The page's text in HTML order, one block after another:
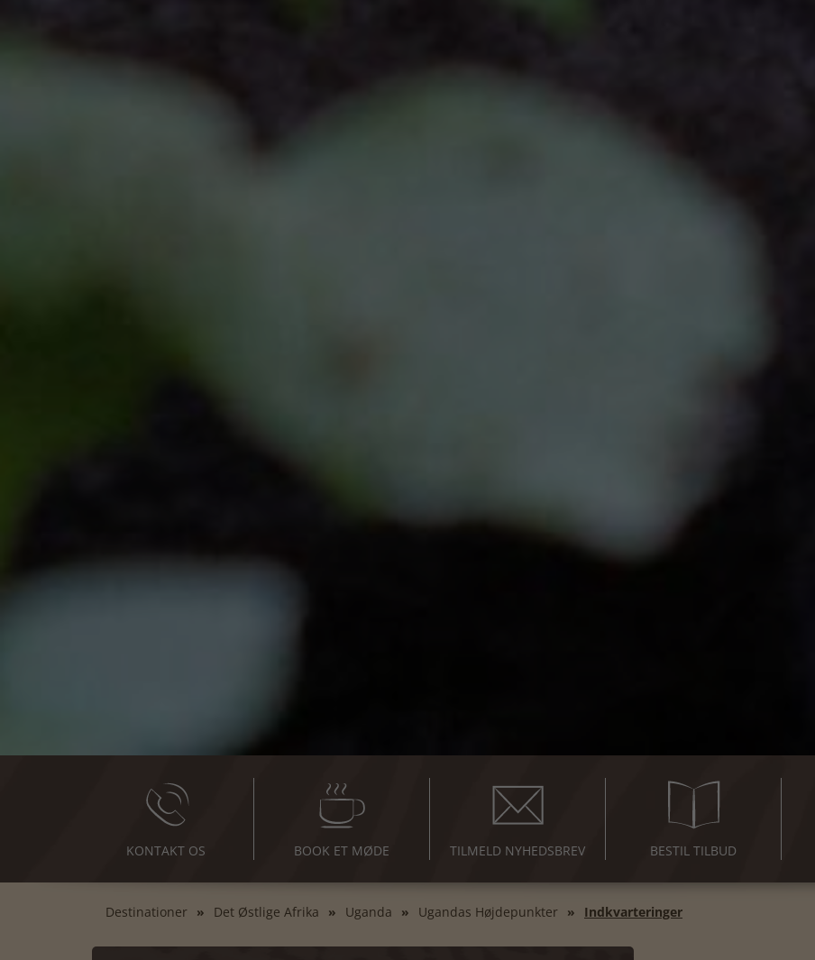
KONTAKT OS BOOK ET MØDE TILMELD NYHEDSBREV BESTIL TILBUD
Destinationer Det Østlige Afrika Uganda Ugandas Højdepunkter Indkvarteringer